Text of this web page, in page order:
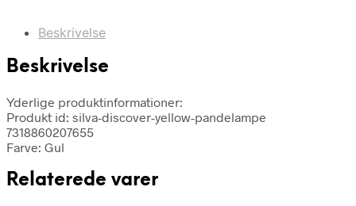
Beskrivelse
Beskrivelse
Yderlige produktinformationer:
Produkt id: silva-discover-yellow-pandelampe
7318860207655
Farve: Gul
Relaterede varer